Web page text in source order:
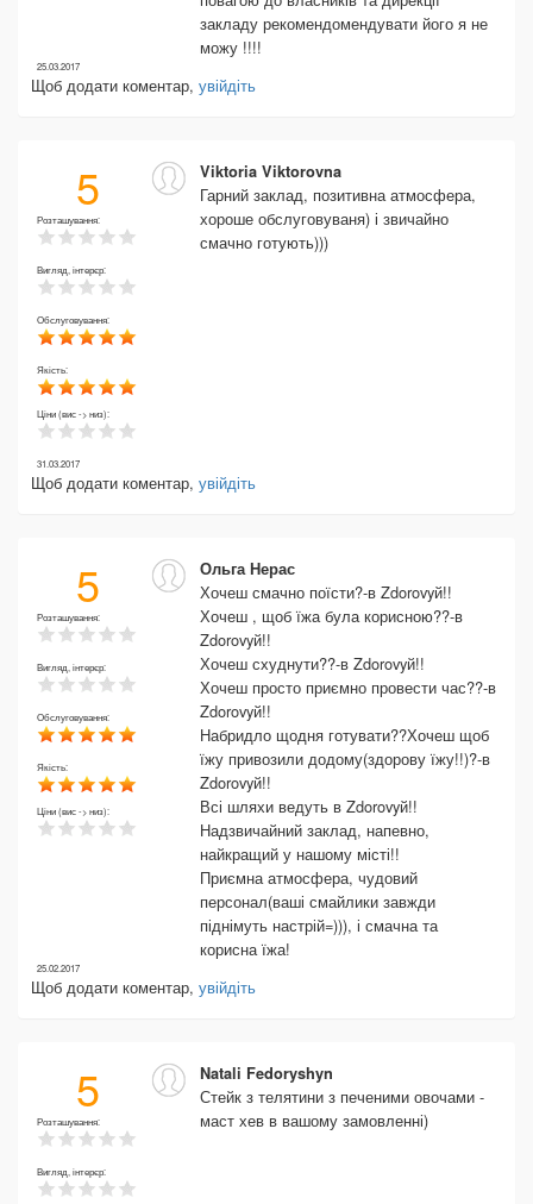
закладу рекомендомендувати його я не
можу !!!!
25.03.2017
Щоб додати коментар, увійдіть
5
Розташування:
Вигляд, інтерєр:
Обслуговування:
Якість:
Ціни (вис -> низ):
Viktoria Viktorovna
Гарний заклад, позитивна атмосфера,
хороше обслуговуваня) і звичайно
смачно готують)))
31.03.2017
Щоб додати коментар, увійдіть
5
Розташування:
Вигляд, інтерєр:
Обслуговування:
Якість:
Ціни (вис -> низ):
Ольга Нерас
Хочеш смачно поїсти?-в Zdorovyй!!
Хочеш , щоб їжа була корисною??-в
Zdorovyй!!
Хочеш схуднути??-в Zdorovyй!!
Хочеш просто приємно провести час??-в
Zdorovyй!!
Набридло щодня готувати??Хочеш щоб
їжу привозили додому(здорову їжу!!)?-в
Zdorovyй!!
Всі шляхи ведуть в Zdorovyй!!
Надзвичайний заклад, напевно,
найкращий у нашому місті!!
Приємна атмосфера, чудовий
персонал(ваші смайлики завжди
піднімуть настрій=))), і смачна та
корисна їжа!
25.02.2017
Щоб додати коментар, увійдіть
5
Розташування:
Вигляд, інтерєр:
Natali Fedoryshyn
Стейк з телятини з печеними овочами -
маст хев в вашому замовленні)